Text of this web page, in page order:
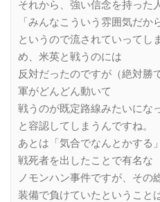
それから、強い信念を持った
「みんなこういう雰囲気だか
というので流されていってし
め、米英と戦うのには
反対だったのですが（絶対勝
軍がどんどん動いて
戦うのが既定路線みたいにな
と容認してしまうんですね。
あとは「気合でなんとかする
戦死者を出したことで有名な
ノモンハン事件ですが、その
装備で負けていたということ